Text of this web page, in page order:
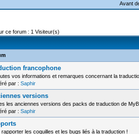
Avant
ce forum : 1 Visiteur(s)
francophone
vos informations et remarques concernant la
par : Saphir
versions
les anciennes versions des packs de traduction de
par : Saphir
rapporter les coquilles et les bugs liés à la traduction !